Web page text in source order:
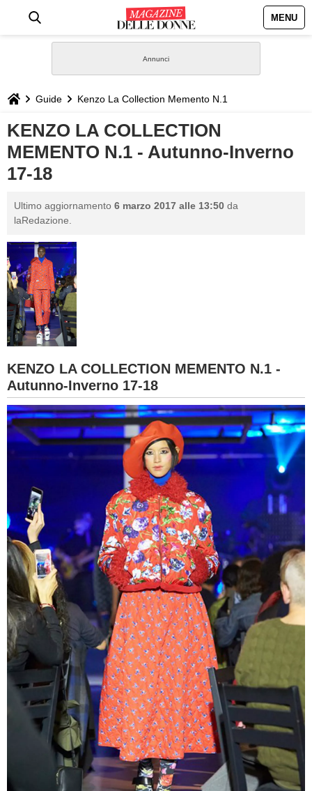
MENU
STILE
BIOGRAFIE
CAPELLI
SESSO
BAMBINO
DIETA
GUIDE
FORUM
Guide Kenzo La Collection Memento N.1
KENZO LA COLLECTION
MEMENTO N.1 - Autunno-Inverno
17-18
Ultimo aggiornamento 6 marzo 2017 alle 13:50 da
laRedazione.
KENZO LA COLLECTION MEMENTO N.1 -
Autunno-Inverno 17-18